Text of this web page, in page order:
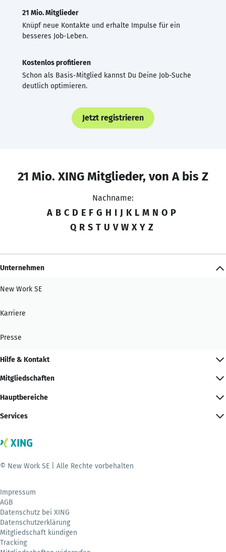
21 Mio. Mitglieder
Knüpf neue Kontakte und erhalte Impulse für ein
besseres Job-Leben.
Kostenlos profitieren
Schon als Basis-Mitglied kannst Du Deine Job-Suche
deutlich optimieren.
Jetzt registrieren
21 Mio. XING Mitglieder, von A bis Z
Nachname:
A B C D E F G H I J K L M N O P
Q R S T U V W X Y Z
Unternehmen
New Work SE
Karriere
Presse
Hilfe & Kontakt
Mitgliedschaften
Hauptbereiche
Services
© New Work SE | Alle Rechte vorbehalten
Impressum
AGB
Datenschutz bei XING
Datenschutzerklärung
Mitgliedschaft kündigen
Tracking